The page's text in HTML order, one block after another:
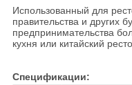
Использованный для
правительства и других
предпринимательства
кухня или китайский
Спецификации: